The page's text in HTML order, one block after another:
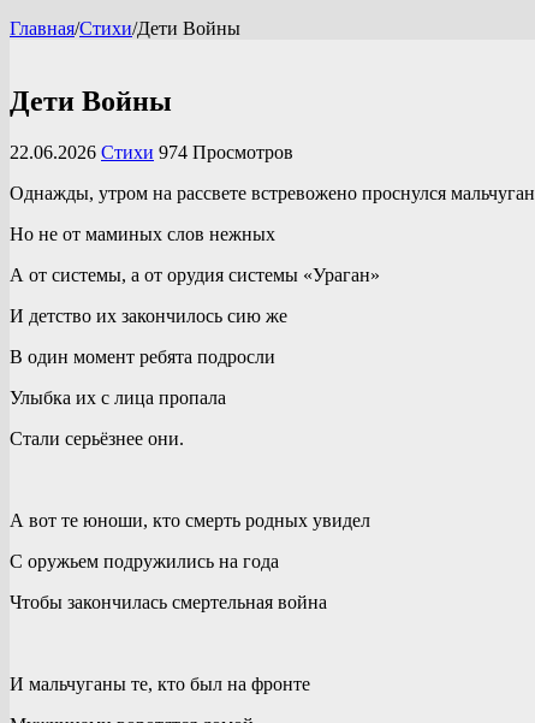
Главная/Стихи/Дети Войны
Дети Войны
22.06.2026 Стихи 974 Просмотров
Однажды, утром на рассвете встревожено проснулся мальчуган
Но не от маминых слов нежных
А от системы, а от орудия системы «Ураган»
И детство их закончилось сию же
В один момент ребята подросли
Улыбка их с лица пропала
Стали серьёзнее они.
А вот те юноши, кто смерть родных увидел
С оружьем подружились на года
Чтобы закончилась смертельная война
И мальчуганы те, кто был на фронте